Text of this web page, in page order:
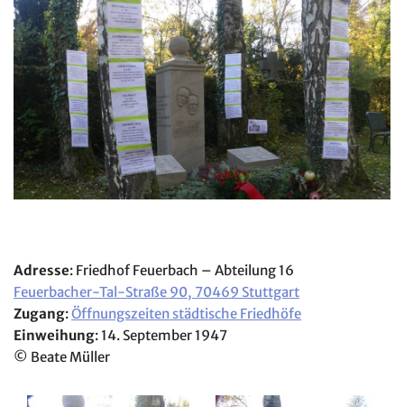
Adresse: Friedhof Feuerbach – Abteilung 16
Feuerbacher-Tal-Straße 90, 70469 Stuttgart
Zugang:Öffnungszeiten städtische Friedhöfe
Einweihung: 14. September 1947
© Beate Müller